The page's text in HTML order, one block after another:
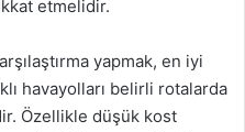
etmelidir.
yapmak, en iyi
havayolları belirli rotalarda
Özellikle düşük kost